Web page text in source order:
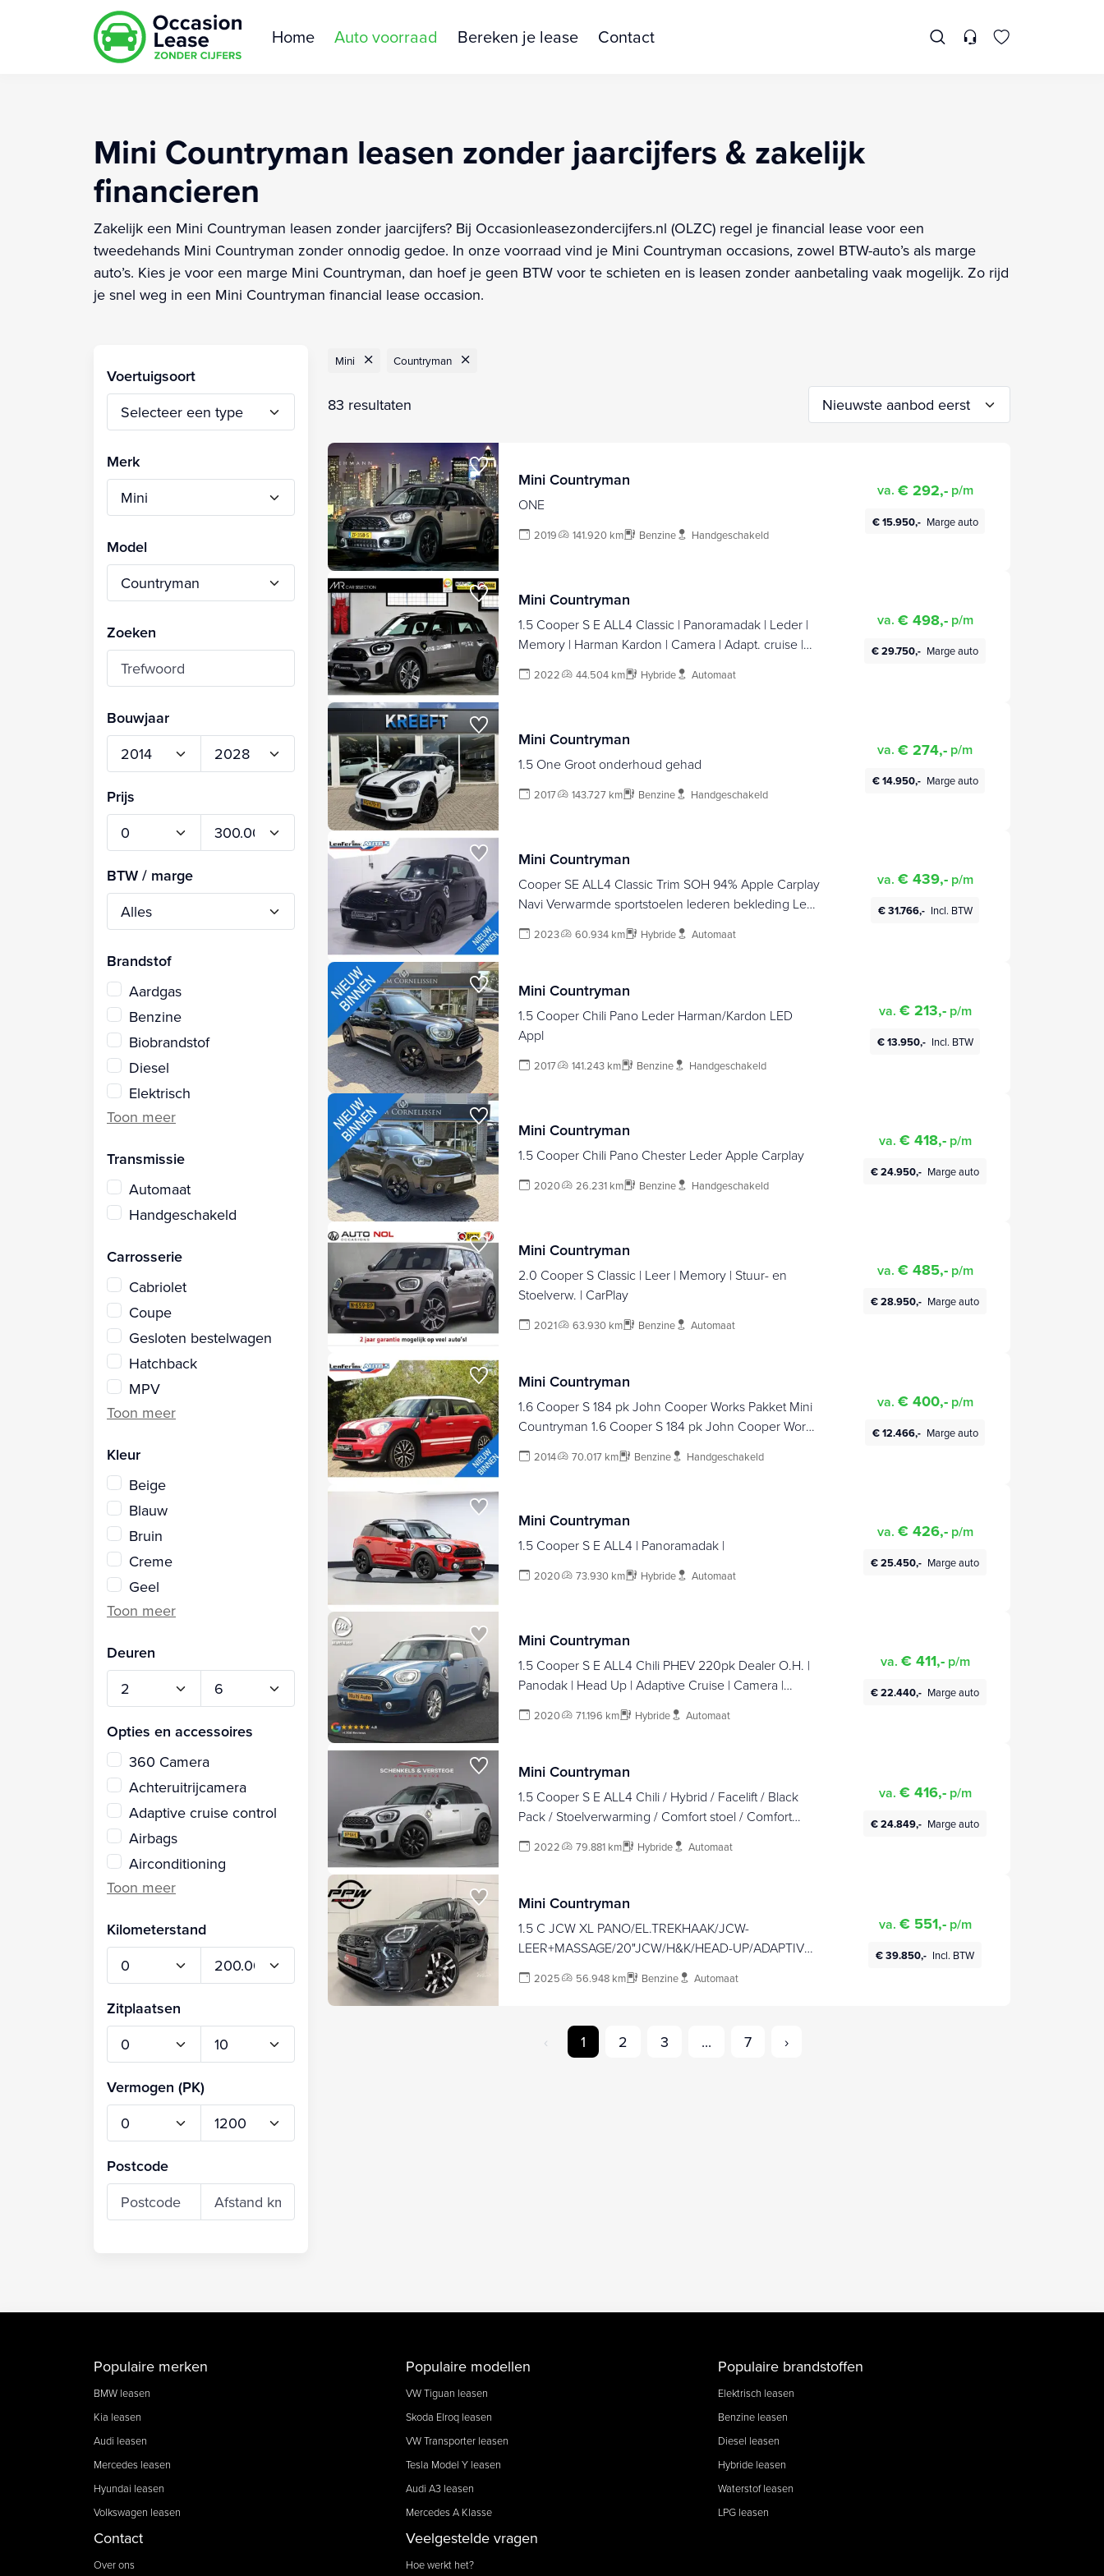
Home Auto voorraad Bereken je lease Contact
Mini Countryman leasen zonder jaarcijfers & zakelijk
financieren
Zakelijk een Mini Countryman leasen zonder jaarcijfers? Bij Occasionleasezondercijfers.nl (OLZC) regel je financial lease voor een
tweedehands Mini Countryman zonder onnodig gedoe. In onze voorraad vind je Mini Countryman occasions, zowel BTW-auto’s als marge
auto’s. Kies je voor een marge Mini Countryman, dan hoef je geen BTW voor te schieten en is leasen zonder aanbetaling vaak mogelijk. Zo rijd
je snel weg in een Mini Countryman financial lease occasion.
Voertuigsoort
Merk
Model
Zoeken
Bouwjaar
Prijs
BTW / marge
Brandstof
Aardgas
Benzine
Biobrandstof
Diesel
Elektrisch
Transmissie
Automaat
Handgeschakeld
Carrosserie
Cabriolet
Coupe
Gesloten bestelwagen
Hatchback
MPV
Kleur
Beige
Blauw
Bruin
Creme
Geel
Deuren
Opties en accessoires
360 Camera
Achteruitrijcamera
Adaptive cruise control
Airbags
Airconditioning
Kilometerstand
Zitplaatsen
Vermogen (PK)
Postcode
Mini Countryman
83 resultaten
Mini Countryman
ONE
2019 141.920 km Benzine Handgeschakeld
va. € 292,- p/m
€ 15.950,- Marge auto
Mini Countryman
1.5 Cooper S E ALL4 Classic | Panoramadak | Leder |
Memory | Harman Kardon | Camera | Adapt. cruise |
2022 44.504 km Hybride Automaat
va. € 498,- p/m
€ 29.750,- Marge auto
Mini Countryman
1.5 One Groot onderhoud gehad
2017 143.727 km Benzine Handgeschakeld
va. € 274,- p/m
€ 14.950,- Marge auto
Mini Countryman
Cooper SE ALL4 Classic Trim SOH 94% Apple Carplay
Navi Verwarmde sportstoelen lederen bekleding Led-
clima-controle grootlicht-assist 17"-lmv cruise-controle
2023 60.934 km Hybride Automaat
va. € 439,- p/m
€ 31.766,- Incl. BTW
Mini Countryman
1.5 Cooper Chili Pano Leder Harman/Kardon LED
Appl
2017 141.243 km Benzine Handgeschakeld
va. € 213,- p/m
€ 13.950,- Incl. BTW
Mini Countryman
1.5 Cooper Chili Pano Chester Leder Apple Carplay
2020 26.231 km Benzine Handgeschakeld
va. € 418,- p/m
€ 24.950,- Marge auto
Mini Countryman
2.0 Cooper S Classic | Leer | Memory | Stuur- en
Stoelverw. | CarPlay
2021 63.930 km Benzine Automaat
va. € 485,- p/m
€ 28.950,- Marge auto
Mini Countryman
1.6 Cooper S 184 pk John Cooper Works Pakket Mini
Countryman 1.6 Cooper S 184 pk John Cooper Works
2014 70.017 km Benzine Handgeschakeld
va. € 400,- p/m
€ 12.466,- Marge auto
Mini Countryman
1.5 Cooper S E ALL4 | Panoramadak |
2020 73.930 km Hybride Automaat
va. € 426,- p/m
€ 25.450,- Marge auto
Mini Countryman
1.5 Cooper S E ALL4 Chili PHEV 220pk Dealer O.H. |
Panodak | Head Up | Adaptive Cruise | Camera |
Sfeerverlichting | Apple Carplay | Plug In Hybrid |
2020 71.196 km Hybride Automaat
va. € 411,- p/m
€ 22.440,- Marge auto
Mini Countryman
1.5 Cooper S E ALL4 Chili / Hybrid / Facelift / Black
Pack / Stoelverwarming / Comfort stoel / Comfort
2022 79.881 km Hybride Automaat
va. € 416,- p/m
€ 24.849,- Marge auto
Mini Countryman
1.5 C JCW XL PANO/EL.TREKHAAK/JCW-
LEER+MASSAGE/20"JCW/H&K/HEAD-UP/ADAPTIVE-
MEMORY/BLACK-PACK/FABRIEKS-GARANTIE T/M
2025 56.948 km Benzine Automaat
va. € 551,- p/m
€ 39.850,- Incl. BTW
‹ 1 2 3 ... 7 ›
Populaire merken
BMW leasen
Kia leasen
Audi leasen
Mercedes leasen
Hyundai leasen
Volkswagen leasen
Populaire modellen
VW Tiguan leasen
Skoda Elroq leasen
VW Transporter leasen
Tesla Model Y leasen
Audi A3 leasen
Mercedes A Klasse
Populaire brandstoffen
Elektrisch leasen
Benzine leasen
Diesel leasen
Hybride leasen
Waterstof leasen
LPG leasen
Contact
Over ons
Veelgestelde vragen
Hoe werkt het?